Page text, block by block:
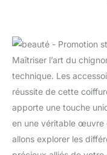
Maîtriser l’art du
technique. Les
réussite de cette
apporte une touche
en une véritable œuvre
allons explorer les